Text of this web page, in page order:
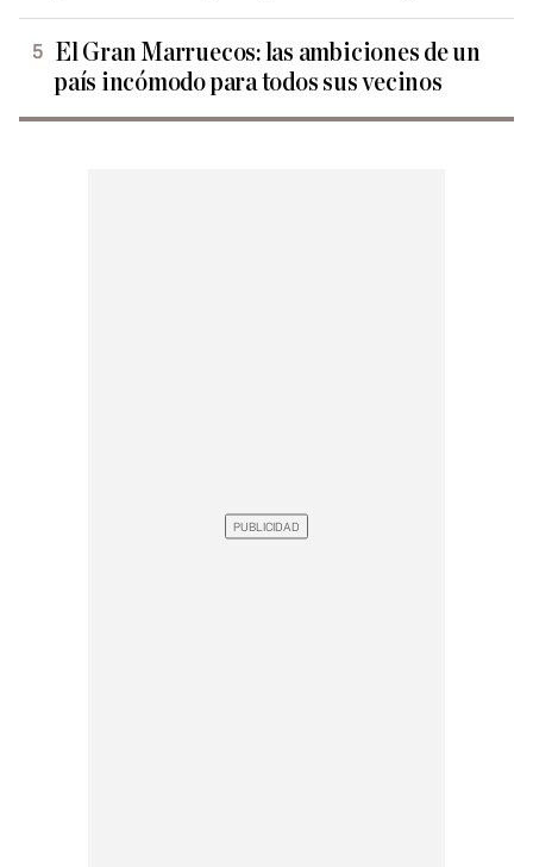
El Gran Marruecos: las ambiciones de un
país incómodo para todos sus vecinos